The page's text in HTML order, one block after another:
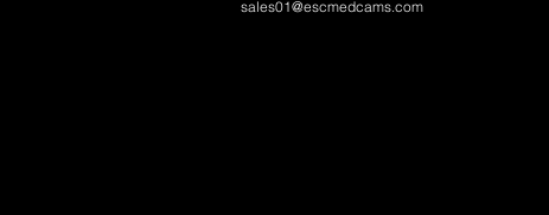
sales01@escmedcams.com